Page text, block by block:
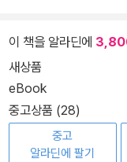
이 책을 알라딘에
새상품
eBook
중고상품 (28)
중고
알라딘에 팔기